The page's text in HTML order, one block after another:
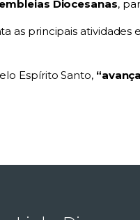
Diocesanas,
as principais
Espírito Santo,